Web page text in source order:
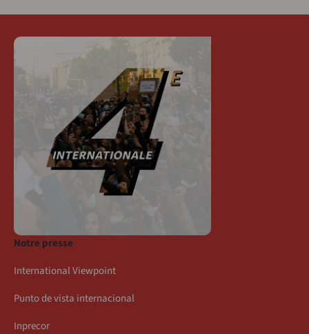
Notre presse
International Viewpoint
Punto de vista internacional
Inprecor